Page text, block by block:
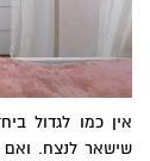
אין כמו לגדול
שישאר לנצח.